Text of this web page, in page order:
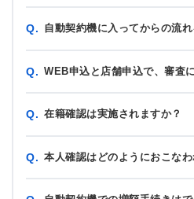
Q. 自動契約機に入ってからの流
Q. WEB申込と店舗申込で、審査
Q. 在籍確認は実施されますか？
Q. 本人確認はどのようにおこなわ